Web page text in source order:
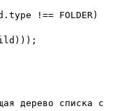
!== FOLDER)
дерево списка с